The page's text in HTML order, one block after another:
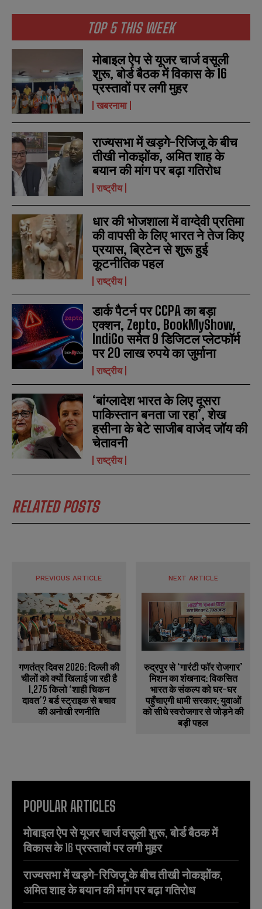
a
l
*
u
m
e
r
s
SUBMIT
a
l
*
u
m
e
r
s
SUBMIT
TOP 5 THIS WEEK
मोबाइल ऐप से यूजर चार्ज वसूली
शुरू, बोर्ड बैठक में विकास के 16
प्रस्तावों पर लगी मुहर
खबरनामा
राज्यसभा में खड़गे-रिजिजू के बीच
तीखी नोकझोंक, अमित शाह के
बयान की मांग पर बढ़ा गतिरोध
राष्ट्रीय
धार की भोजशाला में वाग्देवी प्रतिमा
की वापसी के लिए भारत ने तेज किए
प्रयास, ब्रिटेन से शुरू हुई
कूटनीतिक पहल
राष्ट्रीय
डार्क पैटर्न पर CCPA का बड़ा
एक्शन, Zepto, BookMyShow,
IndiGo समेत 9 डिजिटल प्लेटफॉर्म
पर 20 लाख रुपये का जुर्माना
राष्ट्रीय
‘बांग्लादेश भारत के लिए दूसरा
पाकिस्तान बनता जा रहा’, शेख
हसीना के बेटे साजीब वाजेद जॉय की
चेतावनी
राष्ट्रीय
RELATED POSTS
PREVIOUS ARTICLE
गणतंत्र दिवस 2026: दिल्ली की
चीलों को क्यों खिलाई जा रही है
1,275 किलो ‘शाही चिकन
दावत’? बर्ड स्ट्राइक से बचाव
की अनोखी रणनीति
NEXT ARTICLE
रुद्रपुर से ‘गारंटी फॉर रोजगार’
मिशन का शंखनाद: विकसित
भारत के संकल्प को घर-घर
पहुँचाएगी धामी सरकार; युवाओं
को सीधे स्वरोजगार से जोड़ने की
बड़ी पहल
POPULAR ARTICLES
मोबाइल ऐप से यूजर चार्ज वसूली शुरू, बोर्ड बैठक में
विकास के 16 प्रस्तावों पर लगी मुहर
राज्यसभा में खड़गे-रिजिजू के बीच तीखी नोकझोंक,
अमित शाह के बयान की मांग पर बढ़ा गतिरोध